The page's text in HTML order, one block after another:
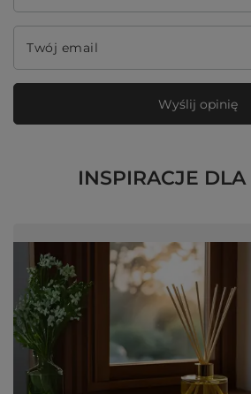
Twój email
Wyślij opinię
INSPIRACJE